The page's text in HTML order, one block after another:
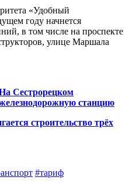
«Удобный
году начнется
в том числе на проспекте
улице Маршала
Сестрорецком
станцию
строительство трёх
#тариф